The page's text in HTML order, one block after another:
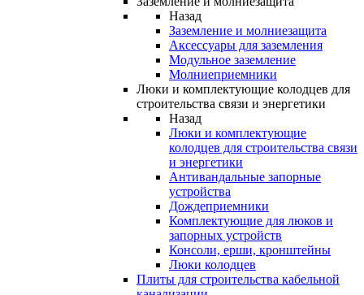
Назад
Заземление и молниезащита
Аксессуары для заземления
Модульное заземление
Молниеприемники
Люки и комплектующие колодцев для
строительства связи и энергетики
Назад
Люки и комплектующие
колодцев для строительства связи
и энергетики
Антивандальные запорные
устройства
Дождеприемники
Комплектующие для люков и
запорных устройств
Консоли, ерши, кронштейны
Люки колодцев
Плиты для строительства кабельной